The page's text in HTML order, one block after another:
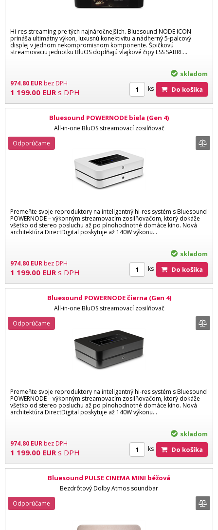
Hi-res streaming pre tých najnáročnejších. Bluesound NODE ICON
prináša ultimátny výkon, luxusnú konektivitu a nádherný 5-palcový
displej v jednom nekompromisnom komponente. Špičkovú
streamovaciu jednotku BluOS dopĺňajú vlajkové čipy ESS SABRE…
974.80 EURbez DPH
1 199.00 EUR s DPH
skladom
ks Do košíka
Bluesound POWERNODE biela (Gen 4)
All-in-one BluOS streamovací zosilňovač
Premeňte svoje reproduktory na inteligentný hi-res systém s Bluesound
POWERNODE – výkonným streamovacím zosilňovačom, ktorý dokáže
všetko od stereo posluchu až po plnohodnotné domáce kino. Nová
architektúra DirectDigital poskytuje až 140W výkonu...
974.80 EURbez DPH
1 199.00 EUR s DPH
Odporúčame
skladom
ks Do košíka
Bluesound POWERNODE čierna (Gen 4)
All-in-one BluOS streamovací zosilňovač
Premeňte svoje reproduktory na inteligentný hi-res systém s Bluesound
POWERNODE – výkonným streamovacím zosilňovačom, ktorý dokáže
všetko od stereo posluchu až po plnohodnotné domáce kino. Nová
architektúra DirectDigital poskytuje až 140W výkonu...
974.80 EURbez DPH
1 199.00 EUR s DPH
Odporúčame
skladom
ks Do košíka
Bluesound PULSE CINEMA MINI béžová
Bezdrôtový Dolby Atmos soundbar
Odporúčame